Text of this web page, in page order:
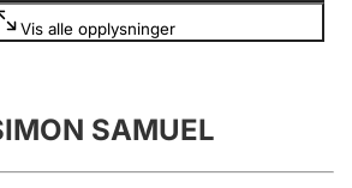
Vis alle opplysninger
SAMUEL